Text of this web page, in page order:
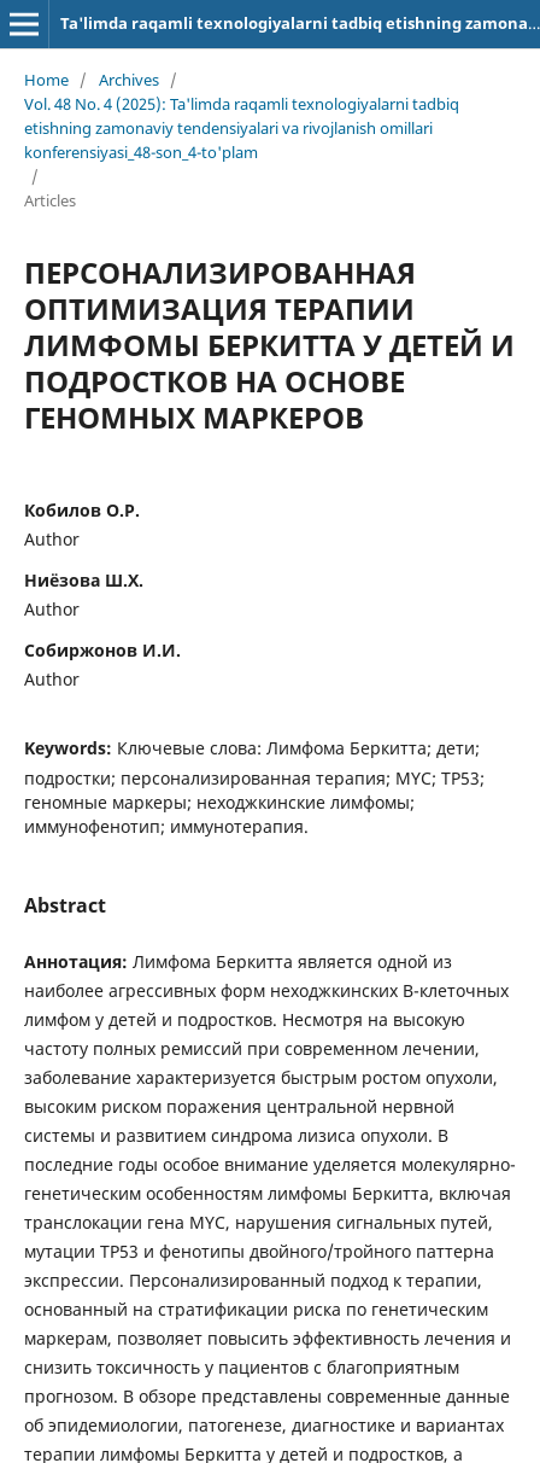
Ta'limda raqamli texnologiyalarni tadbiq etishning zamonaviy tendensiyalari va rivojlanish omillari
Home / Archives /
Vol. 48 No. 4 (2025): Ta'limda raqamli texnologiyalarni tadbiq
etishning zamonaviy tendensiyalari va rivojlanish omillari
konferensiyasi_48-son_4-to'plam
/
Articles
ПЕРСОНАЛИЗИРОВАННАЯ
ОПТИМИЗАЦИЯ ТЕРАПИИ
ЛИМФОМЫ БЕРКИТТА У ДЕТЕЙ И
ПОДРОСТКОВ НА ОСНОВЕ
ГЕНОМНЫХ МАРКЕРОВ
Кобилов О.Р.
Author
Ниёзова Ш.Х.
Author
Собиржонов И.И.
Author
Keywords: Ключевые слова: Лимфома Беркитта; дети;
подростки; персонализированная терапия; MYC; TP53;
геномные маркеры; неходжкинские лимфомы;
иммунофенотип; иммунотерапия.
Abstract
Аннотация: Лимфома Беркитта является одной из
наиболее агрессивных форм неходжкинских В-клеточных
лимфом у детей и подростков. Несмотря на высокую
частоту полных ремиссий при современном лечении,
заболевание характеризуется быстрым ростом опухоли,
высоким риском поражения центральной нервной
системы и развитием синдрома лизиса опухоли. В
последние годы особое внимание уделяется молекулярно-
генетическим особенностям лимфомы Беркитта, включая
транслокации гена MYC, нарушения сигнальных путей,
мутации TP53 и фенотипы двойного/тройного паттерна
экспрессии. Персонализированный подход к терапии,
основанный на стратификации риска по генетическим
маркерам, позволяет повысить эффективность лечения и
снизить токсичность у пациентов с благоприятным
прогнозом. В обзоре представлены современные данные
об эпидемиологии, патогенезе, диагностике и вариантах
терапии лимфомы Беркитта у детей и подростков, а